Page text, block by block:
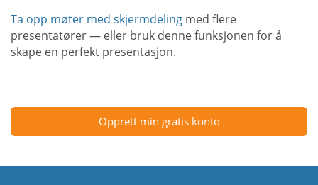
Ta opp møter med skjermdeling med flere
presentatører — eller bruk denne funksjonen for å
skape en perfekt presentasjon.
Opprett min gratis konto